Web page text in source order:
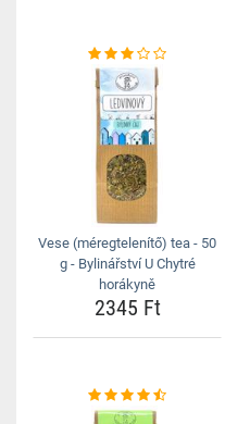
Vese (méregtelenítő) tea - 50
g - Bylinářství U Chytré
horákyně
2345 Ft